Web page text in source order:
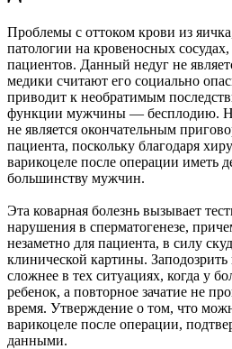
Проблемы с оттоком крови из
патологии на кровеносных
пациентов. Данный недуг не
медики считают его социально
приводит к необратимым
функции мужчины — бесплодию.
не является окончательным
пациента, поскольку благодаря
варикоцеле после операции иметь
большинству мужчин.
Эта коварная болезнь вызывает
нарушения в сперматогенезе,
незаметно для пациента, в силу
клинической картины. Заподозрить
сложнее в тех ситуациях, когда у
ребенок, а повторное зачатие не
время. Утверждение о том, что
варикоцеле после операции,
данными.